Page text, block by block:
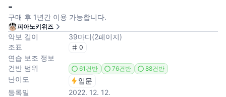
-
구매 후 1년간 이용 가능합니다.
피아노키위즈
악보 길이 39마디(2페이지)
조표
0
연습 보조 정보
건반 범위
61건반 76건반 88건반
난이도
입문
등록일
2022. 12. 12.